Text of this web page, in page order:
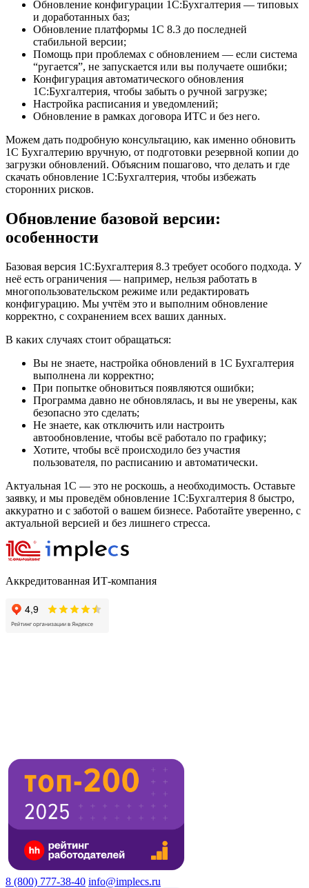
Обновление конфигурации 1С:Бухгалтерия — типовых
и доработанных баз;
Обновление платформы 1С 8.3 до последней
стабильной версии;
Помощь при проблемах с обновлением — если система
“ругается”, не запускается или вы получаете ошибки;
Конфигурация автоматического обновления
1С:Бухгалтерия, чтобы забыть о ручной загрузке;
Настройка расписания и уведомлений;
Обновление в рамках договора ИТС и без него.
Можем дать подробную консультацию, как именно обновить
1С Бухгалтерию вручную, от подготовки резервной копии до
загрузки обновлений. Объясним пошагово, что делать и где
скачать обновление 1С:Бухгалтерия, чтобы избежать
сторонних рисков.
Обновление базовой версии:
особенности
Базовая версия 1С:Бухгалтерия 8.3 требует особого подхода. У
неё есть ограничения — например, нельзя работать в
многопользовательском режиме или редактировать
конфигурацию. Мы учтём это и выполним обновление
корректно, с сохранением всех ваших данных.
В каких случаях стоит обращаться:
Вы не знаете, настройка обновлений в 1С Бухгалтерия
выполнена ли корректно;
При попытке обновиться появляются ошибки;
Программа давно не обновлялась, и вы не уверены, как
безопасно это сделать;
Не знаете, как отключить или настроить
автообновление, чтобы всё работало по графику;
Хотите, чтобы всё происходило без участия
пользователя, по расписанию и автоматически.
Актуальная 1С — это не роскошь, а необходимость. Оставьте
заявку, и мы проведём обновление 1С:Бухгалтерия 8 быстро,
аккуратно и с заботой о вашем бизнесе. Работайте уверенно, с
актуальной версией и без лишнего стресса.
Аккредитованная ИТ-компания
8 (800) 777-38-40 info@implecs.ru